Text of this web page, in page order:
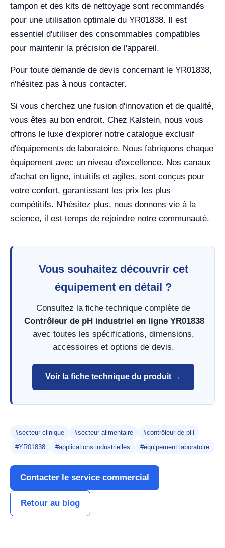
tampon et des kits de nettoyage sont recommandés
pour une utilisation optimale du YR01838. Il est
essentiel d'utiliser des consommables compatibles
pour maintenir la précision de l'appareil.
Pour toute demande de devis concernant le YR01838,
n'hésitez pas à nous contacter.
Si vous cherchez une fusion d'innovation et de qualité,
vous êtes au bon endroit. Chez Kalstein, nous vous
offrons le luxe d'explorer notre catalogue exclusif
d'équipements de laboratoire. Nous fabriquons chaque
équipement avec un niveau d'excellence. Nos canaux
d'achat en ligne, intuitifs et agiles, sont conçus pour
votre confort, garantissant les prix les plus
compétitifs. N'hésitez plus, nous donnons vie à la
science, il est temps de rejoindre notre communauté.
Vous souhaitez découvrir cet
équipement en détail ?
Consultez la fiche technique complète de
Contrôleur de pH industriel en ligne YR01838
avec toutes les spécifications, dimensions,
accessoires et options de devis.
Voir la fiche technique du produit →
#secteur clinique #secteur alimentaire
#contrôleur de pH
#YR01838
#applications industrielles #équipement laboratoire
Contacter le service commercial
Retour au blog